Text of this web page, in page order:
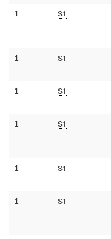
1 S1
1 S1
1 S1
1 S1
1 S1
1 S1